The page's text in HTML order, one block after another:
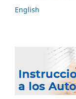
English